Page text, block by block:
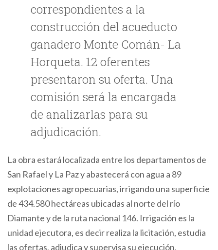
correspondientes a la
construcción del acueducto
ganadero Monte Comán- La
Horqueta. 12 oferentes
presentaron su oferta. Una
comisión será la encargada
de analizarlas para su
adjudicación.
La obra estará localizada entre los departamentos de
San Rafael y La Paz y abastecerá con agua a 89
explotaciones agropecuarias, irrigando una superficie
de 434.580 hectáreas ubicadas al norte del río
Diamante y de la ruta nacional 146. Irrigación es la
unidad ejecutora, es decir realiza la licitación, estudia
las ofertas, adjudica y supervisa su ejecución.